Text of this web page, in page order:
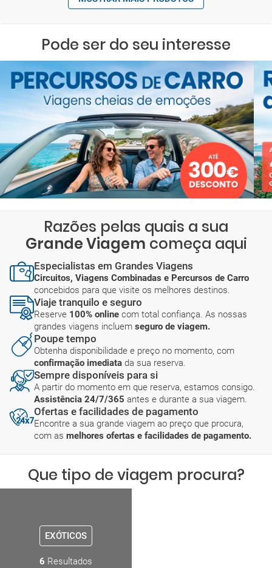
Pode ser do seu interesse
Razões pelas quais a sua
Grande Viagem começa aqui
Especialistas em Grandes Viagens
Circuitos, Viagens Combinadas e Percursos de Carro
concebidos para que visite os melhores destinos.
Viaje tranquilo e seguro
Reserve 100% online com total confiança. As nossas
grandes viagens incluem seguro de viagem.
Poupe tempo
Obtenha disponibilidade e preço no momento, com
confirmação imediata da sua reserva.
Sempre disponíveis para si
A partir do momento em que reserva, estamos consigo.
Assistência 24/7/365 antes e durante a sua viagem.
Ofertas e facilidades de pagamento
Encontre a sua grande viagem ao preço que procura,
com as melhores ofertas e facilidades de pagamento.
Que tipo de viagem procura?
EXÓTICOS
6 Resultados